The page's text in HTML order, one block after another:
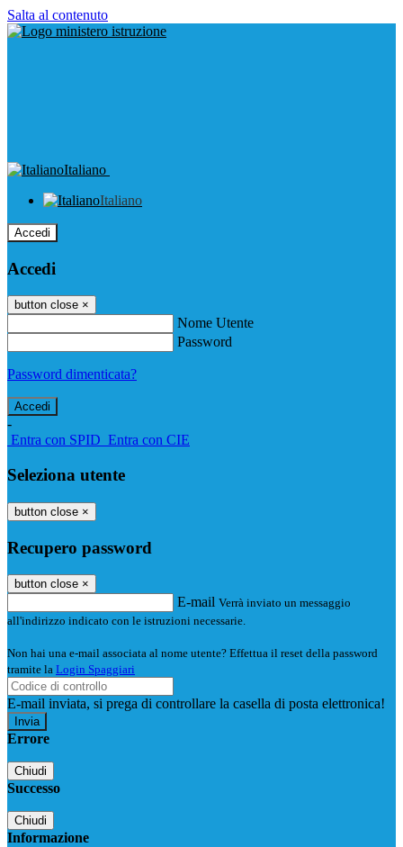
Salta al contenuto
Italiano
Italiano
Accedi
Accedi
button close ×
Nome Utente
Password
Password dimenticata?
-
Entra con SPID Entra con CIE
Seleziona utente
button close ×
Recupero password
button close ×
E-mail Verrà inviato un messaggio
all'indirizzo indicato con le istruzioni necessarie.
Non hai una e-mail associata al nome utente? Effettua il reset della password
tramite la Login Spaggiari
E-mail inviata, si prega di controllare la casella di posta elettronica!
Errore
Chiudi
Successo
Chiudi
Informazione